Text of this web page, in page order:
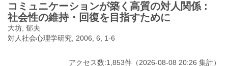
コミュニケーションが築く高質の対人関係 :
社会性の維持・回復を目指すために
大坊, 郁夫
対人社会心理学研究, 2006, 6, 1-6
アクセス数:1,853件 （2026-08-08 20:26 集計）